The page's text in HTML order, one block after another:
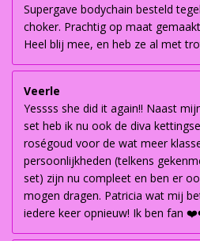
Supergave bodychain besteld
choker. Prachtig op maat
Heel blij mee, en heb ze al met
Veerle
Yessss she did it again!! Naast
set heb ik nu ook de diva
roségoud voor de wat meer
persoonlijkheden (telkens
set) zijn nu compleet en ben er
mogen dragen. Patricia wat mij
iedere keer opnieuw! Ik ben fan